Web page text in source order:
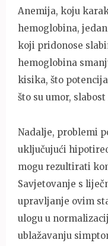
Anemija, koju
hemoglobina,
koji pridonose
hemoglobina
kisika, što
što su umor,
Nadalje, problemi
uključujući
mogu rezultirati
Savjetovanje s
upravljanje ovim
ulogu u
ublažavanju